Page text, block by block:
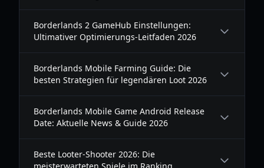
Borderlands 2 GameHub Einstellungen:
Ultimativer Optimierungs-Leitfaden 2026
Borderlands Mobile Farming Guide: Die
besten Strategien für legendären Loot 2026
Borderlands Mobile Game Android Release
Date: Aktuelle News & Guide 2026
Beste Looter-Shooter 2026: Die